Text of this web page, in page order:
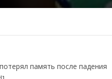
память после падения